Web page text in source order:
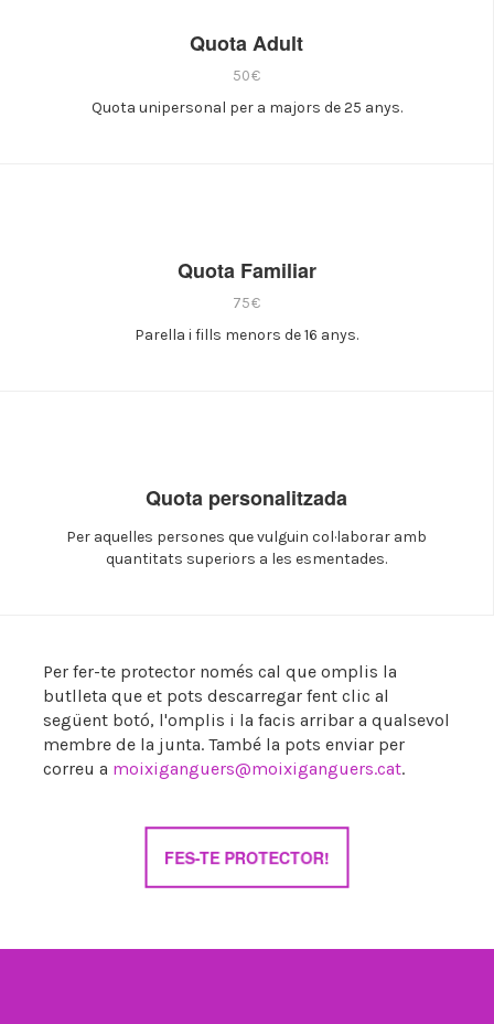
Quota Adult
50€
Quota unipersonal per a majors de 25 anys.
Quota Familiar
75€
Parella i fills menors de 16 anys.
Quota personalitzada
Per aquelles persones que vulguin col·laborar amb
quantitats superiors a les esmentades.
Per fer-te protector només cal que omplis la
butlleta que et pots descarregar fent clic al
següent botó, l'omplis i la facis arribar a qualsevol
membre de la junta. També la pots enviar per
correu a moixiganguers@moixiganguers.cat.
FES-TE PROTECTOR!